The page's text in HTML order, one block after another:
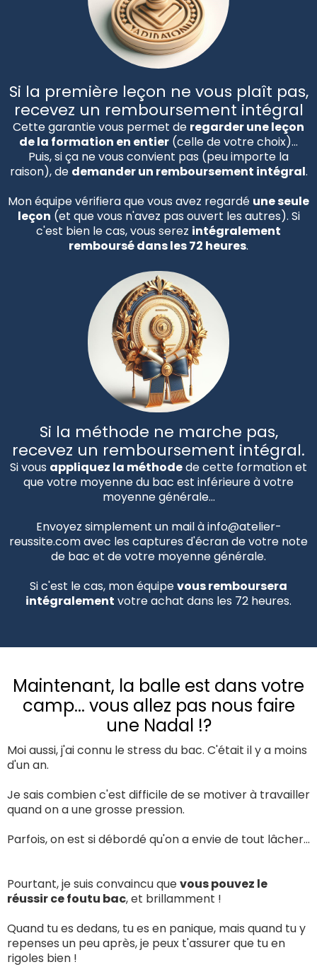
Si la première leçon ne vous plaît pas,
recevez un remboursement intégral
Cette garantie vous permet de regarder une leçon
de la formation en entier (celle de votre choix)…
Puis, si ça ne vous convient pas (peu importe la
raison), de demander un remboursement intégral.
Mon équipe vérifiera que vous avez regardé une seule
leçon (et que vous n'avez pas ouvert les autres). Si
c'est bien le cas, vous serez intégralement
remboursé dans les 72 heures.
Si la méthode ne marche pas,
recevez un remboursement intégral.
Si vous appliquez la méthodede cette formation et
que votre moyenne du bac est inférieure à votre
moyenne générale...
Envoyez simplement un mail à info@atelier-
reussite.com avec les captures d'écran de votre note
de bac et de votre moyenne générale.
Si c'est le cas, mon équipevous remboursera
intégralement votre achat dans les 72 heures.
Maintenant, la balle est dans votre
camp... vous allez pas nous faire
une Nadal !?
Moi aussi, j'ai connu le stress du bac. C'était il y a moins
d'un an.
Je sais combien c'est difficile de se motiver à travailler
quand on a une grosse pression.
Parfois, on est si débordé qu'on a envie de tout lâcher...
Pourtant, je suis convaincu quevous pouvez le
réussir ce foutu bac, et brillamment !
Quand tu es dedans, tu es en panique, mais quand tu y
repenses un peu après, je peux t'assurer que tu en
rigoles bien !